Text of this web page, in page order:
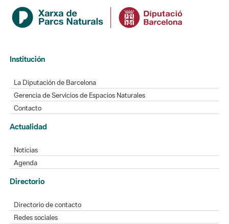
Institución
La Diputación de Barcelona
Gerencia de Servicios de Espacios Naturales
Contacto
Actualidad
Noticias
Agenda
Directorio
Directorio de contacto
Redes sociales